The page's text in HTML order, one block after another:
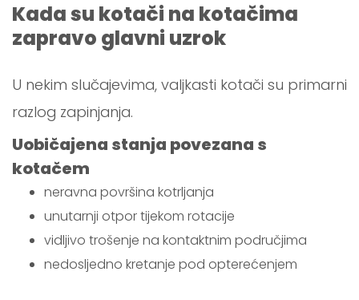
Kada su kotači na kotačima
zapravo glavni uzrok
U nekim slučajevima, valjkasti kotači su primarni
razlog zapinjanja.
Uobičajena stanja povezana s
kotačem
neravna površina kotrljanja
unutarnji otpor tijekom rotacije
vidljivo trošenje na kontaktnim područjima
nedosljedno kretanje pod opterećenjem